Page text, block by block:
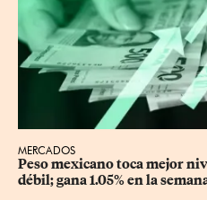
MERCADOS
Peso mexicano toca mejor
débil; gana 1.05% en la